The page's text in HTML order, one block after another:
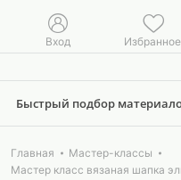
Вход Избранное
Быстрый подбор
Главная
Мастер-классы
Мастер класс вязаная шапка